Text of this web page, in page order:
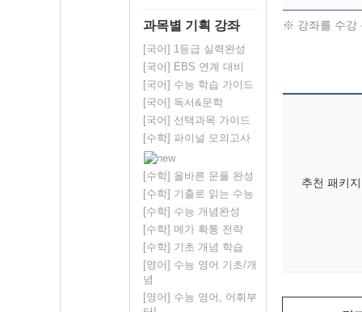
과목별 기획 강좌
[국어] 1등급 실력완성
[국어] EBS 연계 대비
[국어] 수능 학습 가이드
[국어] 독서&문학
[국어] 선택과목 가이드
[수학] 파이널 모의고사
[수학] 올바른 문풀 완성
[수학] 기출로 읽는 수능
[수학] 수능 개념완성
[수학] 메가 확통 전략
[수학] 기초 개념 학습
[영어] 수능 영어 기초/개
념
[영어] 수능 영어, 어휘부
※ 강좌를 수강
추천 패키지